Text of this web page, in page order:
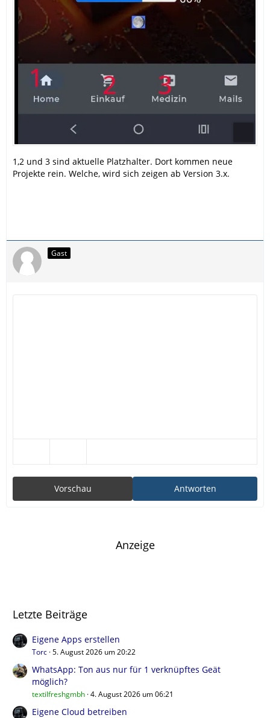
1,2 und 3 sind aktuelle Platzhalter. Dort kommen neue
Projekte rein. Welche, wird sich zeigen ab Version 3.x.
Gast
Antworten
Vorschau
Anzeige
Letzte Beiträge
Eigene Apps erstellen
Torc 5. August 2026 um 20:22
WhatsApp: Ton aus nur für 1 verknüpftes Geät
möglich?
textilfreshgmbh 4. August 2026 um 06:21
Eigene Cloud betreiben